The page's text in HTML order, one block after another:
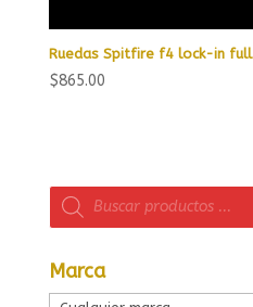
Ruedas Spitfire f4 lock-in full
$865.00
Búsqueda
de
productos
Marca